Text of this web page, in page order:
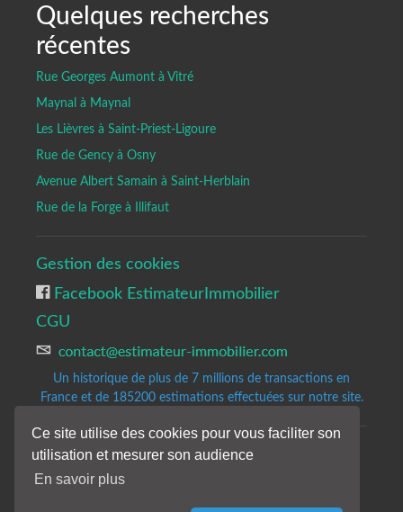
Ce site utilise des cookies pour vous faciliter son
utilisation et mesurer son audience
En savoir plus
Quelques recherches
récentes
Rue Georges Aumont à Vitré
Maynal à Maynal
Les Lièvres à Saint-Priest-Ligoure
Rue de Gency à Osny
Avenue Albert Samain à Saint-Herblain
Rue de la Forge à Illifaut
Gestion des cookies
Facebook EstimateurImmobilier
CGU
Un historique de plus de 7 millions de transactions en
France et de 185200estimations effectuées sur notre site.
Copyrights © 2020-2023 All Rights Reserved by Estimateur-Immobilier.
Site d'estimation immobilière gratuite et précise.